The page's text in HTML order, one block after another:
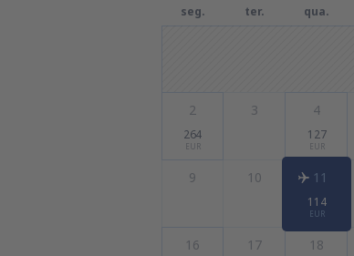
seg. ter. qua.
2
264
EUR
3 4
127
EUR
9 10 11
114
EUR
16 17 18